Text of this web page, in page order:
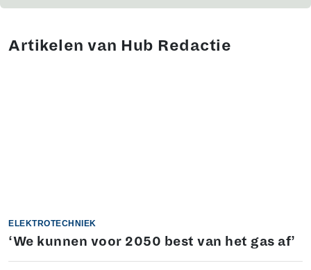
Artikelen van Hub Redactie
ELEKTROTECHNIEK
‘We kunnen voor 2050 best van het gas af’